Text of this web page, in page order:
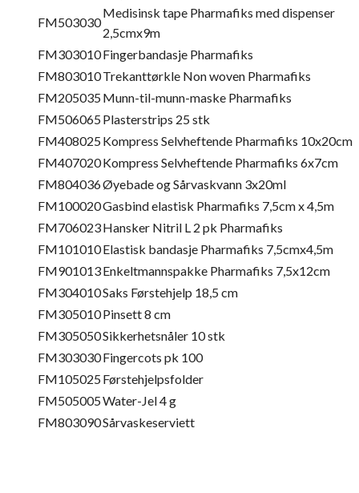
FM503030
Medisinsk tape Pharmafiks med dispenser
2,5cmx9m
FM303010Fingerbandasje Pharmafiks
FM803010Trekanttørkle Non woven Pharmafiks
FM205035Munn-til-munn-maske Pharmafiks
FM506065Plasterstrips 25 stk
FM408025Kompress Selvheftende Pharmafiks 10x20cm
FM407020Kompress Selvheftende Pharmafiks 6x7cm
FM804036Øyebade og Sårvaskvann 3x20ml
FM100020Gasbind elastisk Pharmafiks 7,5cm x 4,5m
FM706023Hansker Nitril L 2 pk Pharmafiks
FM101010Elastisk bandasje Pharmafiks 7,5cmx4,5m
FM901013Enkeltmannspakke Pharmafiks 7,5x12cm
FM304010Saks Førstehjelp 18,5 cm
FM305010Pinsett 8 cm
FM305050Sikkerhetsnåler 10 stk
FM303030Fingercots pk 100
FM105025Førstehjelpsfolder
FM505005Water-Jel 4 g
FM803090Sårvaskeserviett